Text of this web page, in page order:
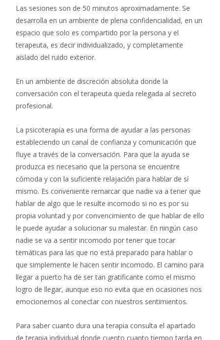
Las sesiones son de 50 minutos aproximadamente. Se
desarrolla en un ambiente de plena confidencialidad, en un
espacio que solo es compartido por la persona y el
terapeuta, es decir individualizado, y completamente
aislado del ruido exterior.
En un ambiente de discreción absoluta donde la
conversación con el terapeuta queda relegada al secreto
profesional.
La psicoterapia es una forma de ayudar a las personas
estableciendo un canal de confianza y comunicación que
fluye a través de la conversación. Para que la ayuda se
produzca es necesario que la persona se encuentre
cómoda y con la suficiente relajación para hablar de sí
mismo. Es conveniente remarcar que nadie va a tener que
hablar de algo que le resulte incomodo si no es por su
propia voluntad y por convencimiento de que hablar de ello
le puede ayudar a solucionar su malestar. En ningún caso
nadie se va a sentir incomodo por tener que tocar
temáticas para las que no está preparado para hablar o
que simplemente le hacen sentir incomodo. El camino para
llegar a puerto ha de ser tan gratificante como el mismo
logro de llegar, aunque eso no evita que en ocasiones nos
emocionemos al conectar con nuestros sentimientos.
Para saber cuanto dura una terapia consulta el apartado
de terapia individual donde cuento cuanto tiempo tarda en